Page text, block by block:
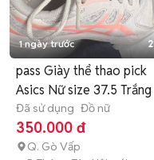
1 ngày trước 2
pass Giày thể thao pick
Asics Nữ size 37.5 Trắng
Đã sử dụng Đồ nữ
350.000 đ
Q. Gò Vấp